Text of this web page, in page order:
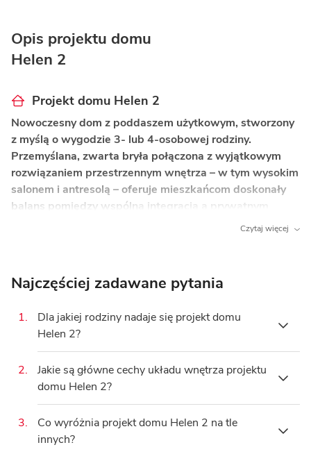
Opis projektu domu
Helen 2
Projekt domu Helen 2
Nowoczesny dom z poddaszem użytkowym, stworzony
z myślą o wygodzie 3- lub 4-osobowej rodziny.
Przemyślana, zwarta bryła połączona z wyjątkowym
rozwiązaniem przestrzennym wnętrza – w tym wysokim
salonem i antresolą – oferuje mieszkańcom doskonały
balans pomiędzy wspólną integracją a prywatnym
Wysoki salon z antresolą– otwarta przestrzeń
nad strefą dzienną tworzy niesamowite poczucie
przestronności i zapewnia doskonałe doświetlenie
wnętrza.
Wewnętrzny kominek– zlokalizowany w sercu
salonu, buduje przytulną, rodzinną atmosferę
w chłodniejsze wieczory.
Otwarta kuchnia ze spiżarnią– funkcjonalny
układ ułatwia codzienne przygotowywanie
posiłków i pozwala zachować idealny porządek.
Czytaj więcej
Najczęściej zadawane pytania
1.
Dla jakiej rodziny nadaje się projekt domu
Helen 2?
Projekt domu Helen 2 został stworzony z myślą
o wygodzie 3- lub 4-osobowej rodziny
3 pokojeoraz dużą powierzchnię użytkową
137.9 m².
Dodatkowo,
2.
Jakie są główne cechy układu wnętrza projektu
domu Helen 2?
Wnętrze domu Helen 2 charakteryzuje się
podziałem na
3.
Co wyróżnia projekt domu Helen 2 na tle
innych?